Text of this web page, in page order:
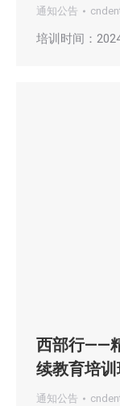
通知公告
培训时间：
西部行——
续教育培
通知公告